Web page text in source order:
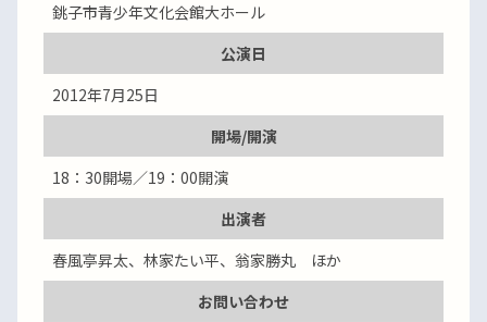
銚子市青少年文化会館大ホール
公演日
2012年7月25日
開場/開演
18：30開場／19：00開演
出演者
春風亭昇太、林家たい平、翁家勝丸 ほか
お問い合わせ